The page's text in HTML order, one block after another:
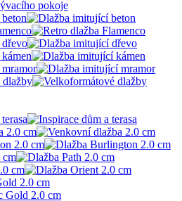
dlažby
2.0 cm
2.0 cm
cm
cm
2.0 cm